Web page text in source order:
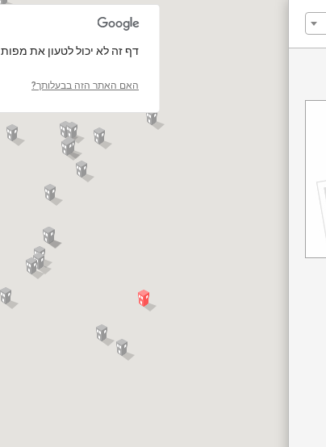
‏דף זה לא יכול לטעון את מפות Google כראוי.
האם האתר הזה בבעלותך?